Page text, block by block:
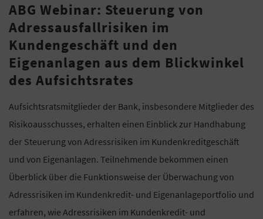
ABG Webinar: Steuerung von
Adressausfallrisiken im
Kundengeschäft und den
Eigenanlagen aus dem Blickwinkel
des Aufsichtsrates
Aufsichtsratsmitglieder der Bank, insbesondere Mitglieder des
Risikoausschusses, erhalten einen Einblick zur Handhabung
der Steuerung von Adressrisiken im Kundenkreditgeschäft
und von Eigenanlagen. Teilnehmende bekommen einen
Überblick über die Funktionsweise der Überwachung von
Adressrisiken im Kundenkredit- und Eigenanlageportfolio und
erfahren, wie Adressrisiken im Kundenkredit- und